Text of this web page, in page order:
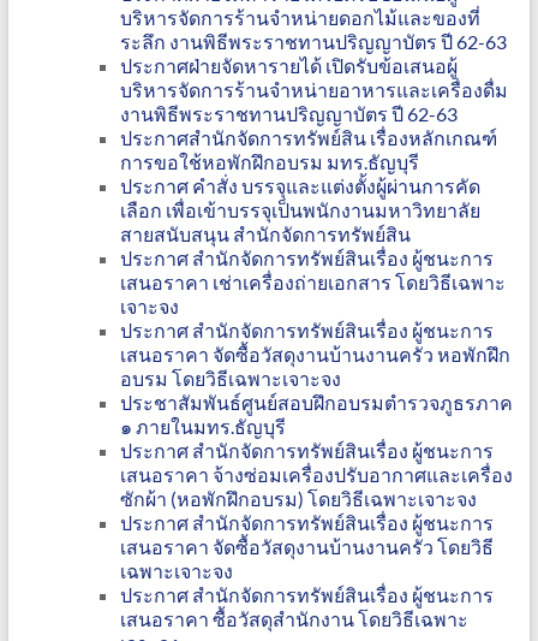
บริหารจัดการร้านจำหน่ายดอกไม้และของที่
ระลึก งานพิธีพระราชทานปริญญาบัตร ปี 62-63
ประกาศฝ่ายจัดหารายได้ เปิดรับข้อเสนอผู้
บริหารจัดการร้านจำหน่ายอาหารและเครื่องดื่ม
งานพิธีพระราชทานปริญญาบัตร ปี 62-63
ประกาศสำนักจัดการทรัพย์สิน เรื่องหลักเกณฑ์
การขอใช้หอพักฝึกอบรม มทร.ธัญบุรี
ประกาศ คำสั่ง บรรจุและแต่งตั้งผู้ผ่านการคัด
เลือก เพื่อเข้าบรรจุเป็นพนักงานมหาวิทยาลัย
สายสนับสนุน สำนักจัดการทรัพย์สิน
ประกาศ สำนักจัดการทรัพย์สินเรื่อง ผู้ชนะการ
เสนอราคา เช่าเครื่องถ่ายเอกสาร โดยวิธีเฉพาะ
เจาะจง
ประกาศ สำนักจัดการทรัพย์สินเรื่อง ผู้ชนะการ
เสนอราคา จัดซื้อวัสดุงานบ้านงานครัว หอพักฝึก
อบรม โดยวิธีเฉพาะเจาะจง
ประชาสัมพันธ์ศูนย์สอบฝึกอบรมตำรวจภูธรภาค
๑ ภายในมทร.ธัญบุรี
ประกาศ สำนักจัดการทรัพย์สินเรื่อง ผู้ชนะการ
เสนอราคา จ้างซ่อมเครื่องปรับอากาศและเครื่อง
ซักผ้า (หอพักฝึกอบรม) โดยวิธีเฉพาะเจาะจง
ประกาศ สำนักจัดการทรัพย์สินเรื่อง ผู้ชนะการ
เสนอราคา จัดซื้อวัสดุงานบ้านงานครัว โดยวิธี
เฉพาะเจาะจง
ประกาศ สำนักจัดการทรัพย์สินเรื่อง ผู้ชนะการ
เสนอราคา ซื้อวัสดุสำนักงาน โดยวิธีเฉพาะ